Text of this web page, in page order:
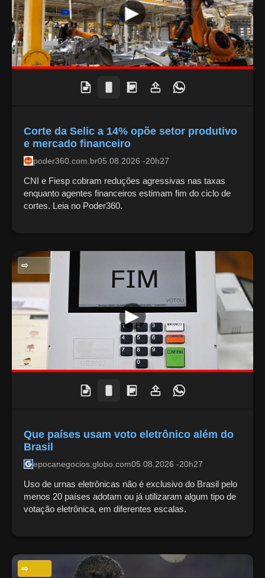
Corte da Selic a 14% opõe setor produtivo
e mercado financeiro
poder360.com.br05.08.2026 -20h27
CNI e Fiesp cobram reduções agressivas nas taxas
enquanto agentes financeiros estimam fim do ciclo de
cortes. Leia no Poder360.
POLITICA NACIONAL
Que países usam voto eletrônico além do
Brasil
epocanegocios.globo.com05.08.2026 -20h27
Uso de urnas eletrônicas não é exclusivo do Brasil pelo
menos 20 países adotam ou já utilizaram algum tipo de
votação eletrônica, em diferentes escalas.
ESPORTES